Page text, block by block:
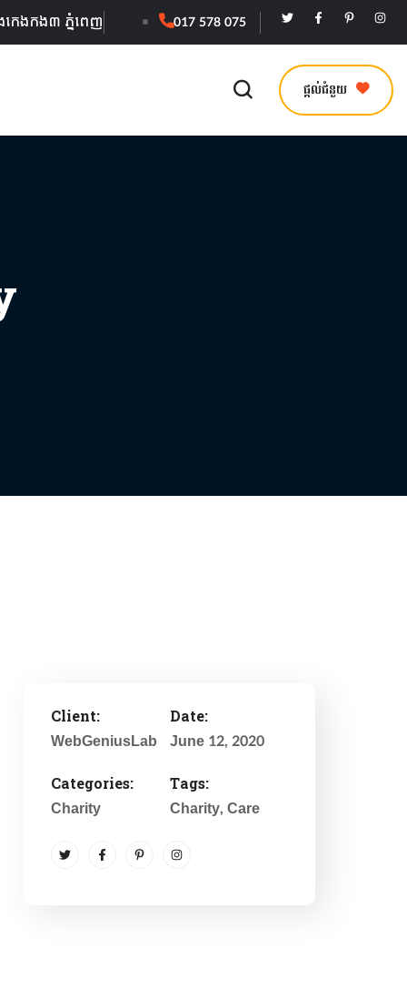
កេងកង៣​​ ភ្នំពេញ 017 578 075
ផ្តល់ជំនួយ
Client:
WebGeniusLab
Date:
June 12, 2020
Categories:
Charity
Tags:
Charity, Care